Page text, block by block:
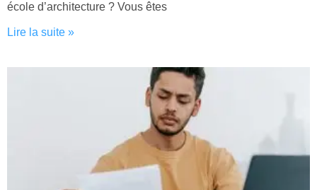
école d’architecture ? Vous êtes
Lire la suite »